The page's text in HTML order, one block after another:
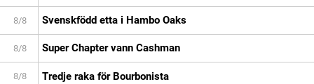
8/8 Svenskfödd etta i Hambo Oaks
8/8 Super Chapter vann Cashman
8/8 Tredje raka för Bourbonista